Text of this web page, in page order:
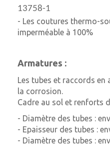
13758-1
- Les coutures thermo-
imperméable à 100%
Armatures :
Les tubes et raccords en
la corrosion.
Cadre au sol et renforts
- Diamètre des tubes :
- Epaisseur des tubes :
- Diamètre des tubes :